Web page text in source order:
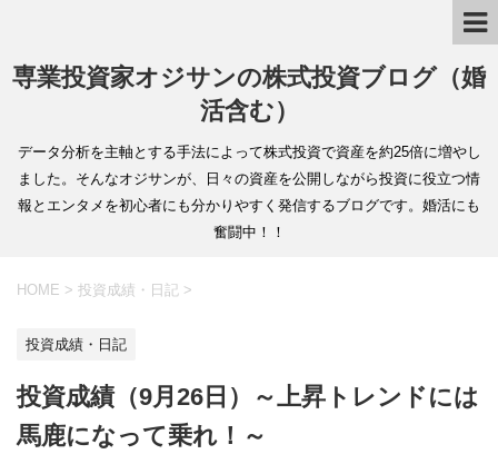
専業投資家オジサンの株式投資ブログ（婚
活含む）
データ分析を主軸とする手法によって株式投資で資産を約25倍に増やし
ました。そんなオジサンが、日々の資産を公開しながら投資に役立つ情
報とエンタメを初心者にも分かりやすく発信するブログです。婚活にも
奮闘中！！
HOME > 投資成績・日記 >
投資成績・日記
投資成績（9月26日）～上昇トレンドには
馬鹿になって乗れ！～